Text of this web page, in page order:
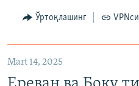
Ўртоқлашинг
Mart 14, 2025